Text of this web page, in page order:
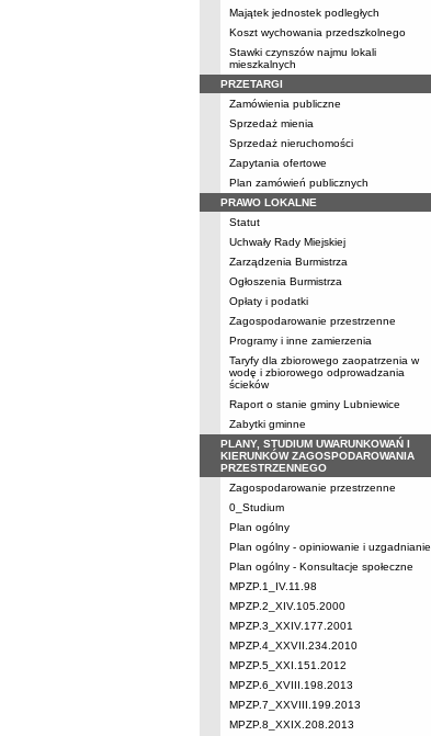
Majątek jednostek podległych
Koszt wychowania przedszkolnego
Stawki czynszów najmu lokali
mieszkalnych
PRZETARGI
Zamówienia publiczne
Sprzedaż mienia
Sprzedaż nieruchomości
Zapytania ofertowe
Plan zamówień publicznych
PRAWO LOKALNE
Statut
Uchwały Rady Miejskiej
Zarządzenia Burmistrza
Ogłoszenia Burmistrza
Opłaty i podatki
Zagospodarowanie przestrzenne
Programy i inne zamierzenia
Taryfy dla zbiorowego zaopatrzenia w
wodę i zbiorowego odprowadzania
ścieków
Raport o stanie gminy Lubniewice
Zabytki gminne
PLANY, STUDIUM UWARUNKOWAŃ I
KIERUNKÓW ZAGOSPODAROWANIA
PRZESTRZENNEGO
Zagospodarowanie przestrzenne
0_Studium
Plan ogólny
Plan ogólny - opiniowanie i uzgadnianie
Plan ogólny - Konsultacje społeczne
MPZP.1_IV.11.98
MPZP.2_XIV.105.2000
MPZP.3_XXIV.177.2001
MPZP.4_XXVII.234.2010
MPZP.5_XXI.151.2012
MPZP.6_XVIII.198.2013
MPZP.7_XXVIII.199.2013
MPZP.8_XXIX.208.2013